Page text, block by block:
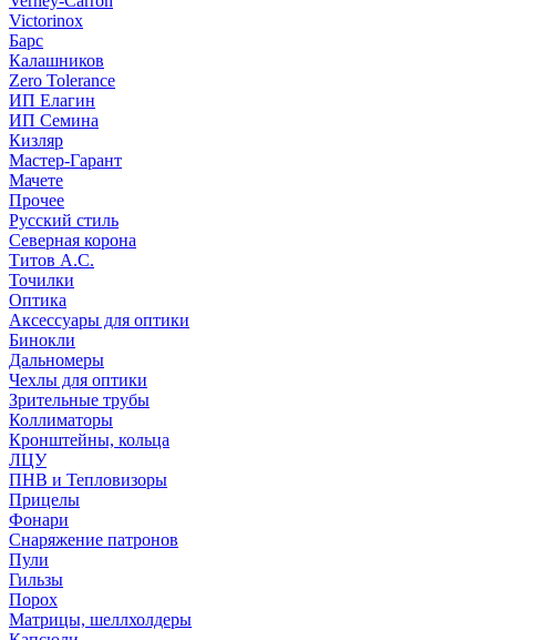
Victorinox
Барс
Калашников
Zero Tolerance
ИП Елагин
ИП Семина
Кизляр
Мастер-Гарант
Мачете
Прочее
Русский стиль
Северная корона
Титов А.С.
Точилки
Оптика
Аксессуары для оптики
Бинокли
Дальномеры
Чехлы для оптики
Зрительные трубы
Коллиматоры
Кронштейны, кольца
ЛЦУ
ПНВ и Тепловизоры
Прицелы
Фонари
Снаряжение патронов
Пули
Гильзы
Порох
Матрицы, шеллхолдеры